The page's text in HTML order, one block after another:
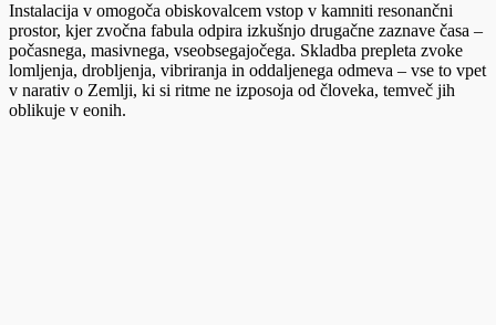
Instalacija v omogoča obiskovalcem vstop v kamniti resonančni
prostor, kjer zvočna fabula odpira izkušnjo drugačne zaznave časa –
počasnega, masivnega, vseobsegajočega. Skladba prepleta zvoke
lomljenja, drobljenja, vibriranja in oddaljenega odmeva – vse to vpet
v narativ o Zemlji, ki si ritme ne izposoja od človeka, temveč jih
oblikuje v eonih.